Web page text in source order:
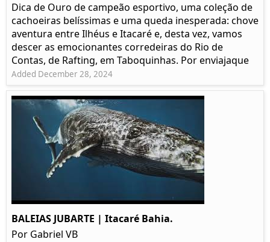
Dica de Ouro de campeão esportivo, uma coleção de
cachoeiras belíssimas e uma queda inesperada: chove
aventura entre Ilhéus e Itacaré e, desta vez, vamos
descer as emocionantes corredeiras do Rio de
Contas, de Rafting, em Taboquinhas. Por enviajaque
Added December 28, 2024
BALEIAS JUBARTE | Itacaré Bahia.
Por Gabriel VB